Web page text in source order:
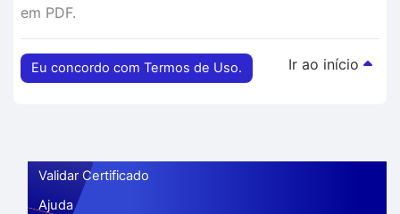
em PDF.
Eu concordo com Termos de Uso. Ir ao início
Validar Certificado
Ajuda